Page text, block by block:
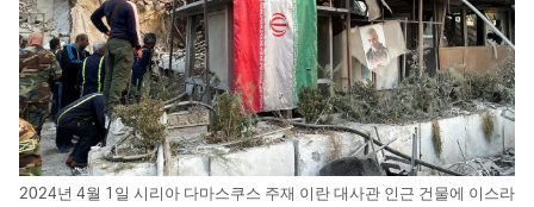
2024년 4월 1일 시리아 다마스쿠스 주재 이란 대사관 인근 건물에 이스라